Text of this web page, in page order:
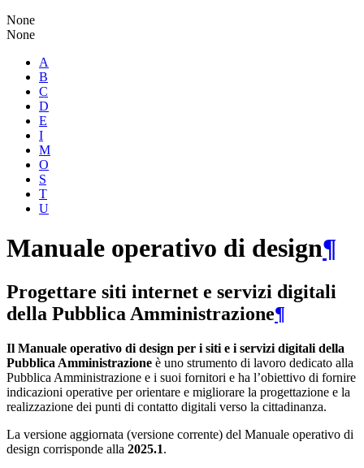
None
None
A
B
C
D
E
I
M
O
S
T
U
Manuale operativo di design¶
Progettare siti internet e servizi digitali
della Pubblica Amministrazione¶
Il Manuale operativo di design per i siti e i servizi digitali della
Pubblica Amministrazione è uno strumento di lavoro dedicato alla
Pubblica Amministrazione e i suoi fornitori e ha l’obiettivo di fornire
indicazioni operative per orientare e migliorare la progettazione e la
realizzazione dei punti di contatto digitali verso la cittadinanza.
La versione aggiornata (versione corrente) del Manuale operativo di
design corrisponde alla 2025.1.